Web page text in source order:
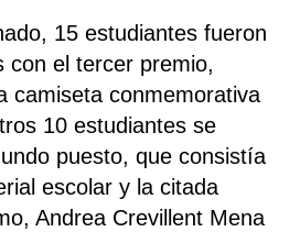
15 estudiantes fueron
con el tercer premio,
camiseta conmemorativa
10 estudiantes se
puesto, que consistía
escolar y la citada
Andrea Crevillent Mena